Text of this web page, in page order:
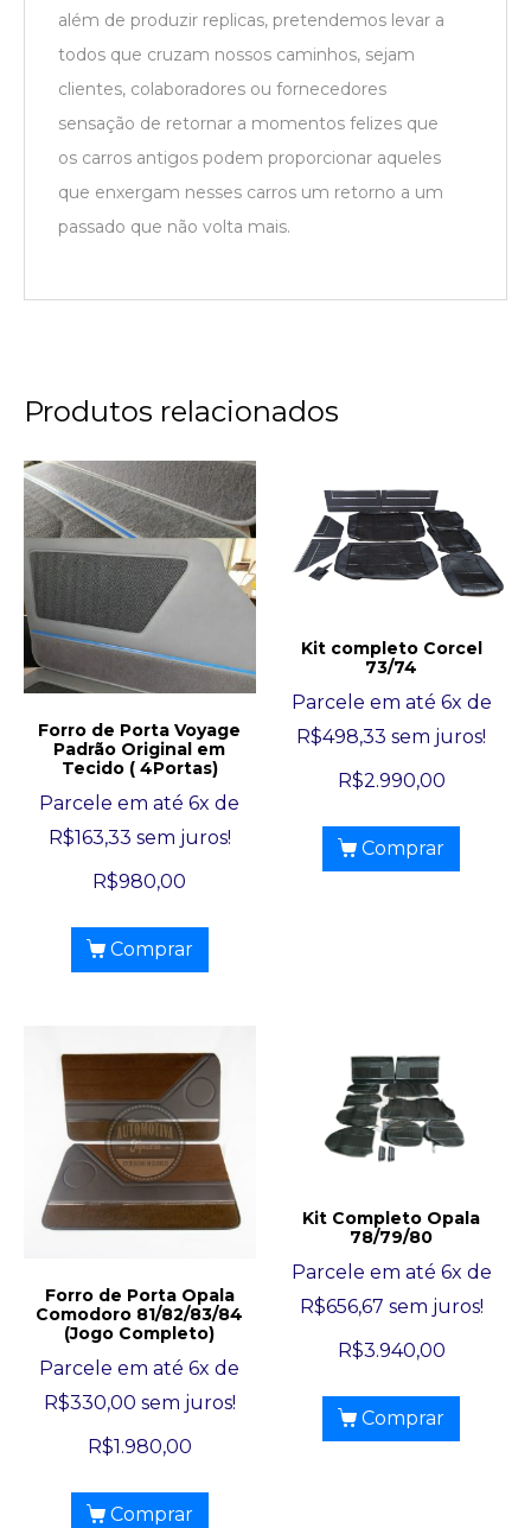
além de produzir replicas, pretendemos levar a
todos que cruzam nossos caminhos, sejam
clientes, colaboradores ou fornecedores
sensação de retornar a momentos felizes que
os carros antigos podem proporcionar aqueles
que enxergam nesses carros um retorno a um
passado que não volta mais.
Produtos relacionados
Forro de Porta Voyage
Padrão Original em
Tecido ( 4Portas)
Parcele em até 6x de
R$163,33 sem juros!
R$980,00
Comprar
Kit completo Corcel
73/74
Parcele em até 6x de
R$498,33 sem juros!
R$2.990,00
Comprar
Forro de Porta Opala
Comodoro 81/82/83/84
(Jogo Completo)
Parcele em até 6x de
R$330,00 sem juros!
R$1.980,00
Comprar
Kit Completo Opala
78/79/80
Parcele em até 6x de
R$656,67 sem juros!
R$3.940,00
Comprar